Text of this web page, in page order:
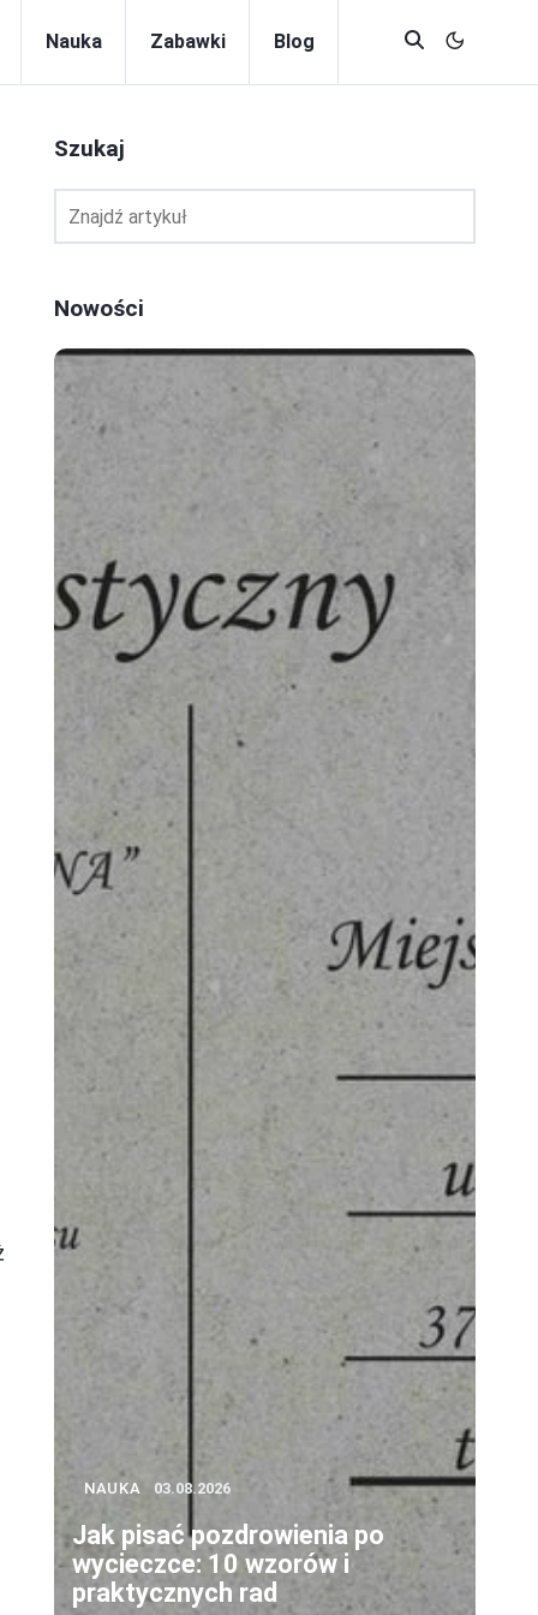
Nauka Zabawki Blog
Szukaj
Nowości
NAUKA 03.08.2026
Jak pisać pozdrowienia po
wycieczce: 10 wzorów i
praktycznych rad